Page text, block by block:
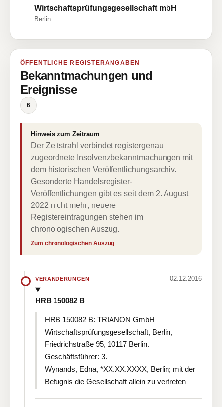
Wirtschaftsprüfungsgesellschaft mbH
Berlin
ÖFFENTLICHE REGISTERANGABEN
Bekanntmachungen und
Ereignisse
6
Hinweis zum Zeitraum
Der Zeitstrahl verbindet registergenau
zugeordnete Insolvenzbekanntmachungen mit
dem historischen Veröffentlichungsarchiv.
Gesonderte Handelsregister-
Veröffentlichungen gibt es seit dem 2. August
2022 nicht mehr; neuere
Registereintragungen stehen im
chronologischen Auszug.
Zum chronologischen Auszug
VERÄNDERUNGEN 02.12.2016
HRB 150082 B
HRB 150082 B: TRIANON GmbH
Wirtschaftsprüfungsgesellschaft, Berlin,
Friedrichstraße 95, 10117 Berlin.
Geschäftsführer: 3.
Wynands, Edna, *XX.XX.XXXX, Berlin; mit der
Befugnis die Gesellschaft allein zu vertreten